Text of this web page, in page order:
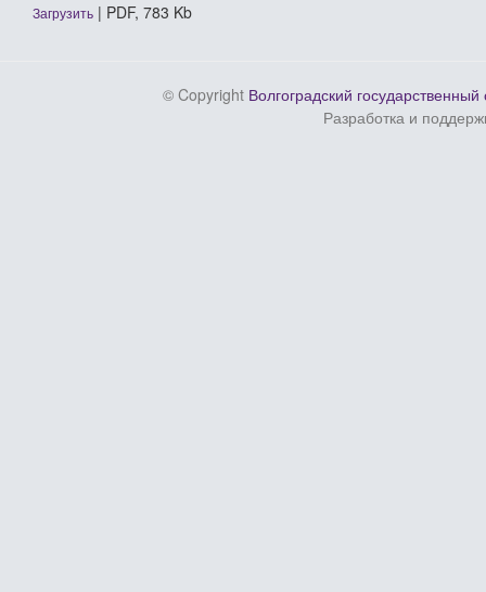
Загрузить | PDF, 783 Kb
© Copyright Волгоградский
Разработка и